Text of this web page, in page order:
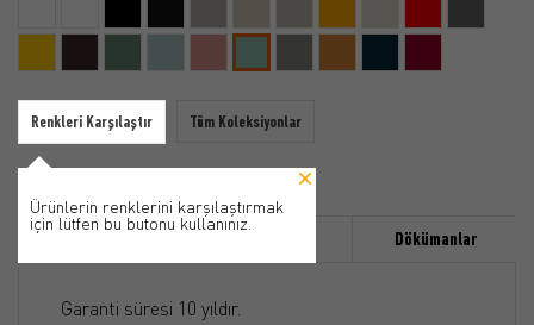
Renkleri Karşılaştır Tüm Koleksiyonlar
Ürünlerin renklerini karşılaştırmak
için lütfen bu butonu kullanınız.
Dökümanlar
Garanti süresi 10 yıldır.